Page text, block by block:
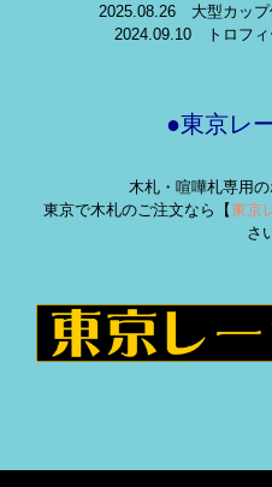
2025.08.26 大型カップ
2024.09.10 トロフ
●東京レ
木札・喧嘩札専用の
東京で木札のご注文なら【東京
さ